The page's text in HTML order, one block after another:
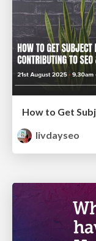
livdayseo